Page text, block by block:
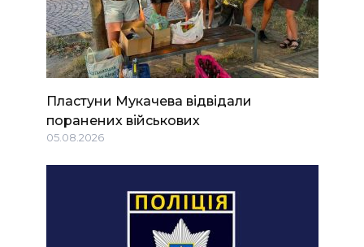
Пластуни Мукачева відвідали
поранених військових
05.08.2026